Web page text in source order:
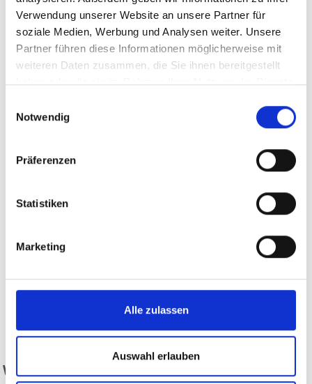
Verwendung unserer Website an unsere Partner für
soziale Medien, Werbung und Analysen weiter. Unsere
Partner führen diese Informationen möglicherweise mit
weiteren Daten zusammen, die Sie ihnen bereitgestellt
haben oder die sie im Rahmen Ihrer Nutzung der Dienste
Notwendig
Präferenzen
Statistiken
Marketing
Alle zulassen
Auswahl erlauben
WAR DER INHALT FÜR SIE HILFREICH?